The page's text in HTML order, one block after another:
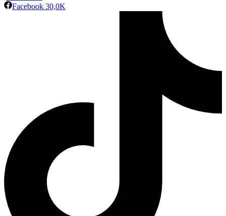
Facebook 30,0K